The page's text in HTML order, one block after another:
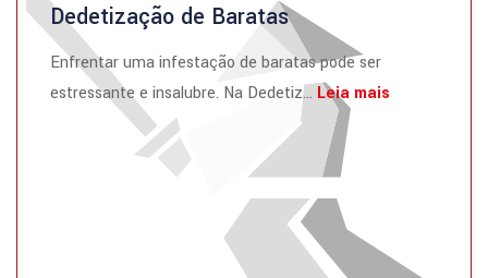
Dedetização de Baratas
Enfrentar uma infestação de baratas pode ser
estressante e insalubre. Na Dedetiz... Leia mais